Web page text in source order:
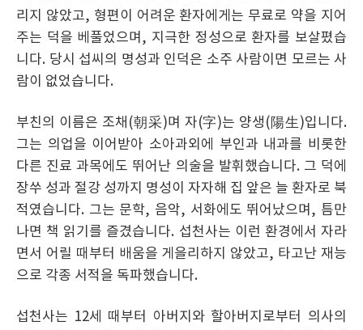
리지 않았고, 형편이 어려운 환자에게는 무료로 약을 지어
주는 덕을 베풀었으며, 지극한 정성으로 환자를 보살폈습
니다. 당시 섭씨의 명성과 인덕은 소주 사람이면 모르는 사
람이 없었습니다.
부친의 이름은 조채(朝采)며 자(字)는 양생(陽生)입니다.
그는 의업을 이어받아 소아과외에 부인과 내과를 비롯한
다른 진료 과목에도 뛰어난 의술을 발휘했습니다. 그 덕에
장쑤 성과 절강 성까지 명성이 자자해 집 앞은 늘 환자로 북
적였습니다. 그는 문학, 음악, 서화에도 뛰어났으며, 틈만
나면 책 읽기를 즐겼습니다. 섭천사는 이런 환경에서 자라
면서 어릴 때부터 배움을 게을리하지 않았고, 타고난 재능
으로 각종 서적을 독파했습니다.
섭천사는 12세 때부터 아버지와 할아버지로부터 의사의